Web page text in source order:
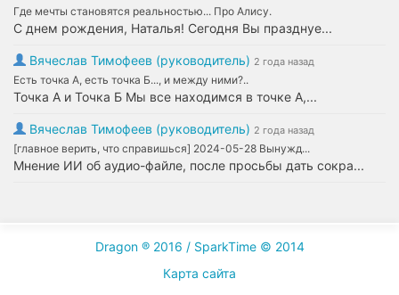
Где мечты становятся реальностью... Про Алису.
С днем рождения, Наталья! Сегодня Вы празднуе...
Вячеслав Тимофеев (руководитель) 2 года назад
Есть точка А, есть точка Б..., и между ними?..
Точка А и Точка Б Мы все находимся в точке А,...
Вячеслав Тимофеев (руководитель) 2 года назад
[главное верить, что справишься] 2024-05-28 Вынужд...
Мнение ИИ об аудио-файле, после просьбы дать сокра...
Dragon ® 2016 / SparkTime © 2014
Карта сайта